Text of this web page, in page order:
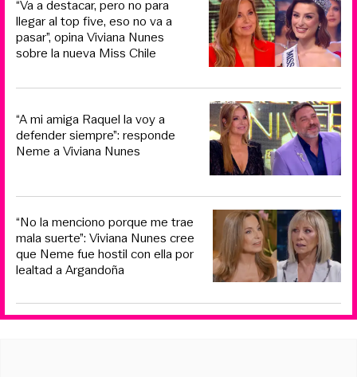
“Va a destacar, pero no para
llegar al top five, eso no va a
pasar”, opina Viviana Nunes
sobre la nueva Miss Chile
“A mi amiga Raquel la voy a
defender siempre”: responde
Neme a Viviana Nunes
“No la menciono porque me trae
mala suerte”: Viviana Nunes cree
que Neme fue hostil con ella por
lealtad a Argandoña